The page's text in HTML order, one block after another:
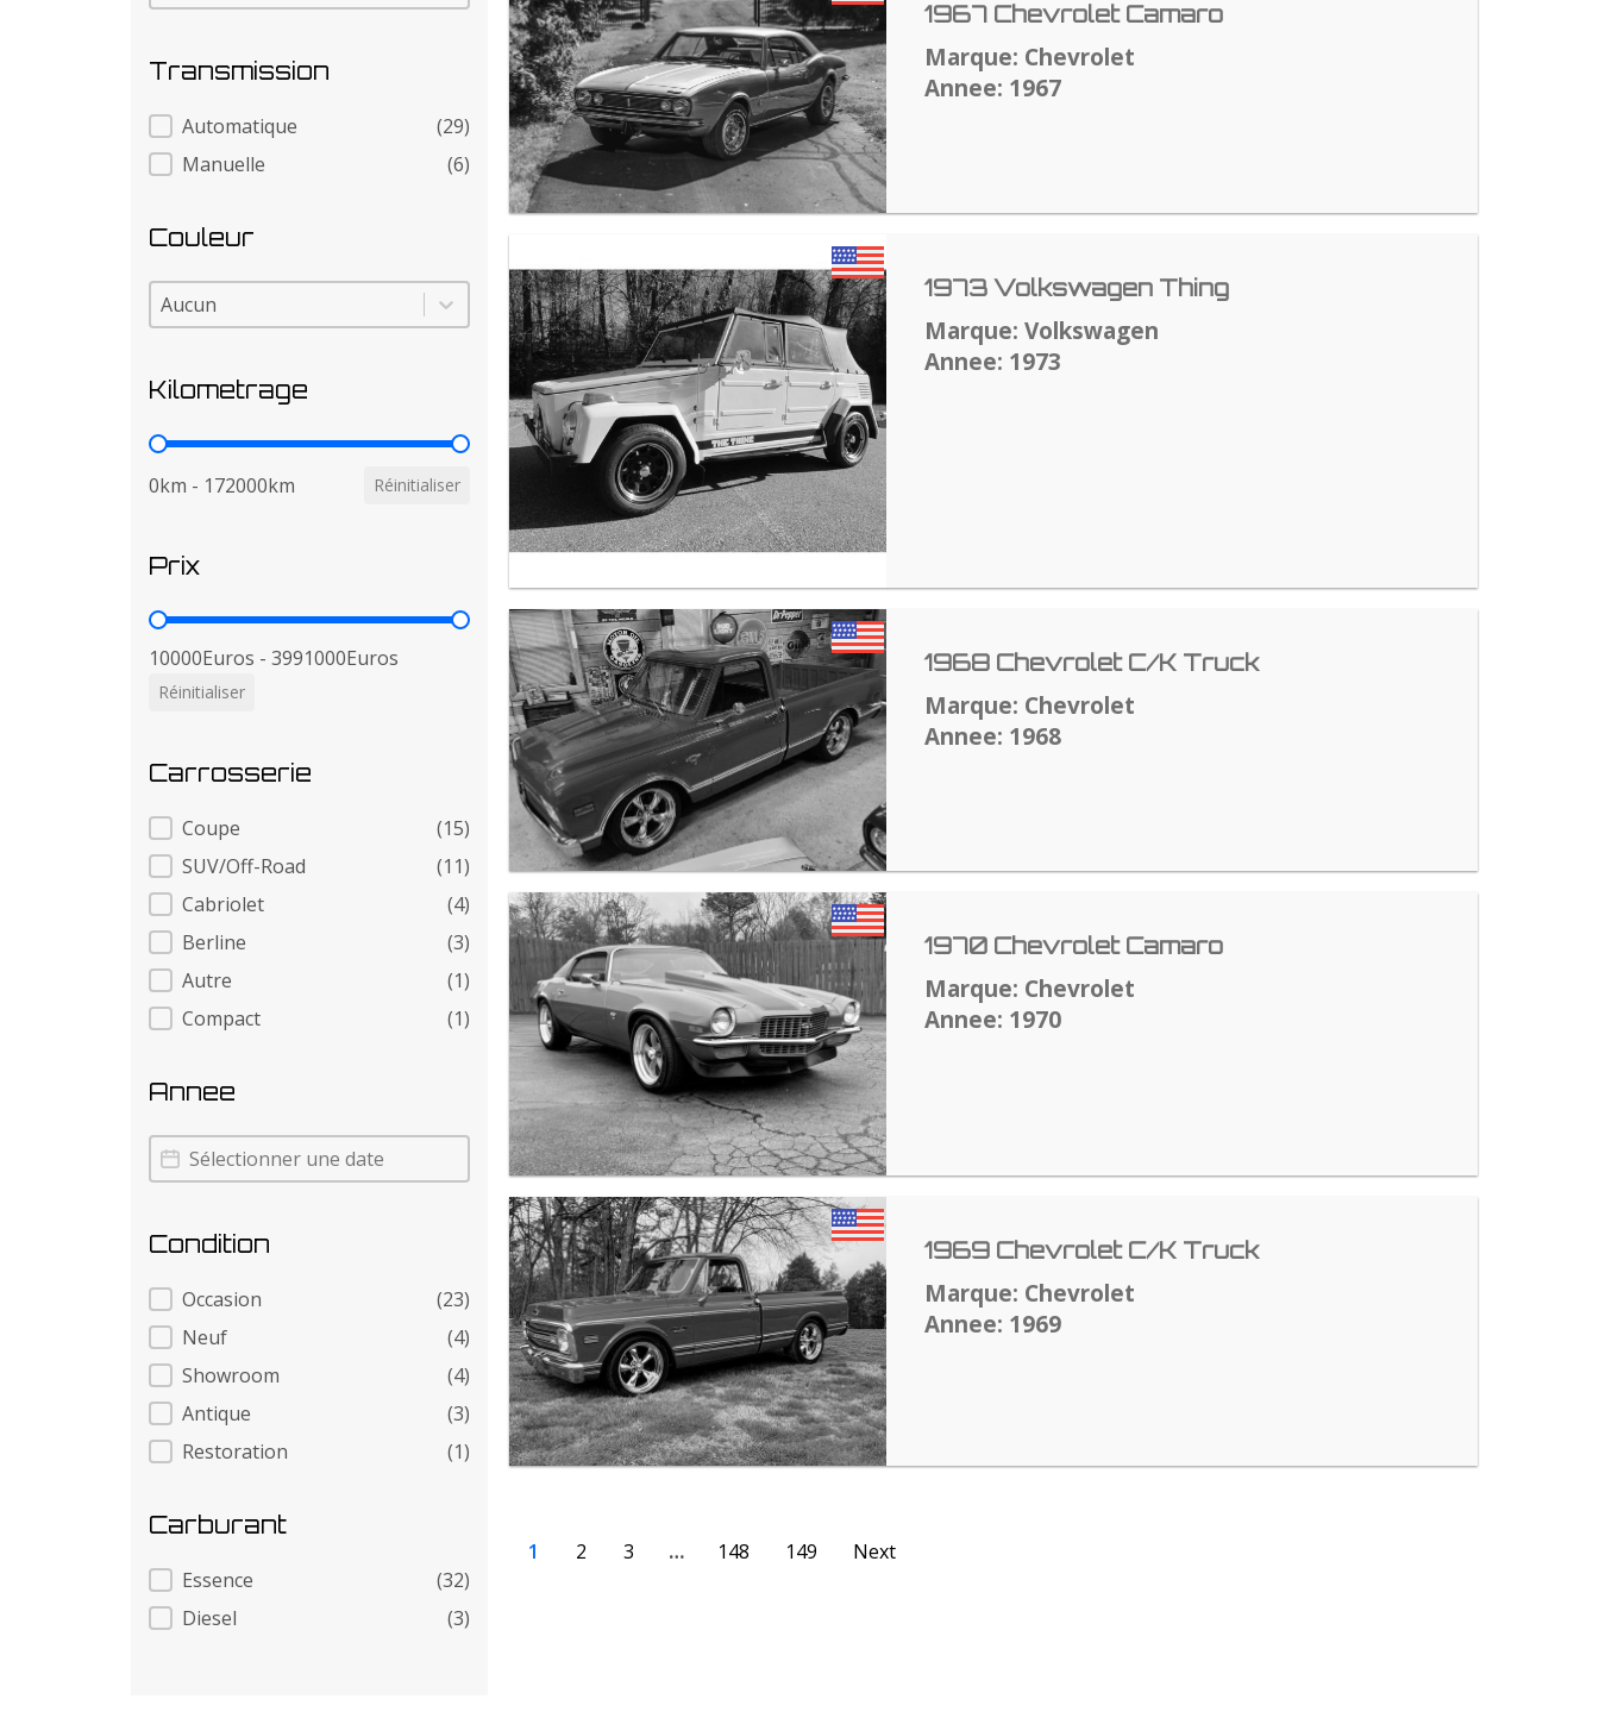
Transmission
Transmission
Automatique
(29)
Manuelle
(6)
Couleur
Couleur
Couleur
Kilometrage
Kilometrage
0km - 172000km Réinitialiser
Prix
Prix
10000Euros - 3991000Euros
Réinitialiser
Carrosserie
Carrosserie
Coupe
(15)
SUV/Off-Road
(11)
Cabriolet
(4)
Berline
(3)
Autre
(1)
Compact
(1)
Annee
Annee
Annee
Condition
Condition
Occasion
(23)
Neuf
(4)
Showroom
(4)
Antique
(3)
Restoration
(1)
Carburant
Carburant
Essence
(32)
Diesel
(3)
1967 Chevrolet Camaro
Marque: Chevrolet
Annee: 1967
1973 Volkswagen Thing
Marque: Volkswagen
Annee: 1973
1968 Chevrolet C/K Truck
Marque: Chevrolet
Annee: 1968
1970 Chevrolet Camaro
Marque: Chevrolet
Annee: 1970
1969 Chevrolet C/K Truck
Marque: Chevrolet
Annee: 1969
1 2 3 … 148 149 Next